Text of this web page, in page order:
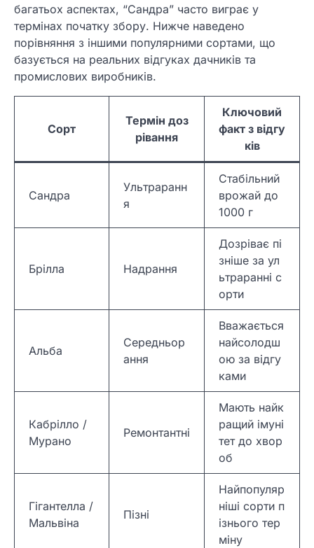
багатьох аспектах, “Сандра” часто виграє у
термінах початку збору. Нижче наведено
порівняння з іншими популярними сортами, що
базується на реальних відгуках дачників та
промислових виробників.
Сорт
Термін доз
рівання
Ключовий
факт з відгу
ків
Сандра
Ультраранн
я
Стабільний
врожай до
1000 г
Брілла Надрання
Дозріває пі
зніше за ул
ьтраранні с
орти
Альба
Середньор
ання
Вважається
найсолодш
ою за відгу
ками
Кабрілло /
Мурано
Ремонтантні
Мають найк
ращий імуні
тет до хвор
об
Гігантелла /
Мальвіна
Пізні
Найпопуляр
ніші сорти п
ізнього тер
міну